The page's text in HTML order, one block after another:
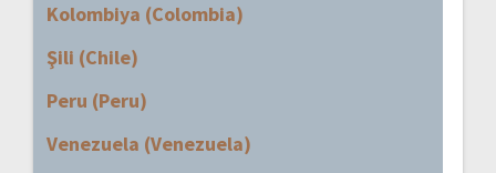
Kolombiya (Colombia)
Şili (Chile)
Peru (Peru)
Venezuela (Venezuela)